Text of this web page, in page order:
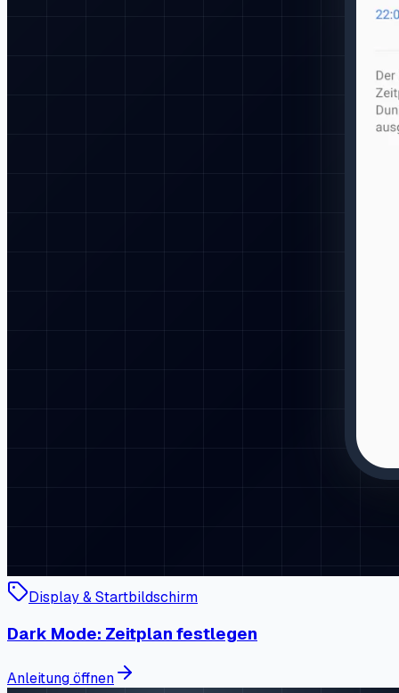
Display & Startbildschirm
Dark Mode: Zeitplan festlegen
Anleitung öffnen